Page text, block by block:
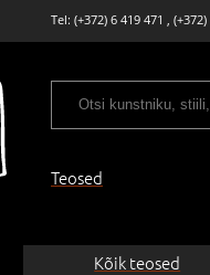
Tel: (+372) 6 419 471 ,
Teosed
Kõik teosed